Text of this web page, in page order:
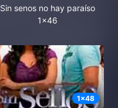
Sin senos no hay paraíso
1x46
1x48